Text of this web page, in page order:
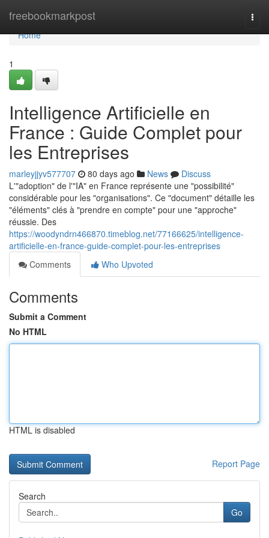
freebookmarkpost
Home
Home
1
Intelligence Artificielle en
France : Guide Complet pour
les Entreprises
marleyjjyv577707 80 days ago News
Discuss
L'"adoption" de l'"IA" en France représente une "possibilité"
considérable pour les "organisations". Ce "document" détaille les
"éléments" clés à "prendre en compte" pour une "approche"
réussie. Des
https://woodyndrn466870.timeblog.net/77166625/intelligence-
artificielle-en-france-guide-complet-pour-les-entreprises
Comments
Who Upvoted
Comments
Submit a Comment
No HTML
HTML is disabled
Report Page
Search
Go